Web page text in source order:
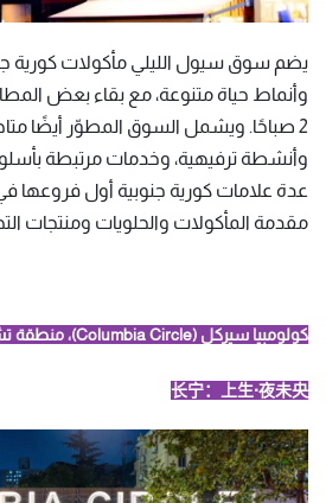
يضم سوق سيول الليلي مأكولات كورية
وأنماط حياة متنوعة، مع بقاء بعض
2 صباحًا. ويشمل السوق المطوّر أيضًا
وأنشطة ترفيهية، وخدمات مرتبطة
عدة علامات كورية جنوبية أول فروعها
مقدمة المأكولات والحلويات ومنتجات
كولومبيا سيركل (Columbia Circle)، منطقة تشانغنينغ
长宁：上生·夜未央